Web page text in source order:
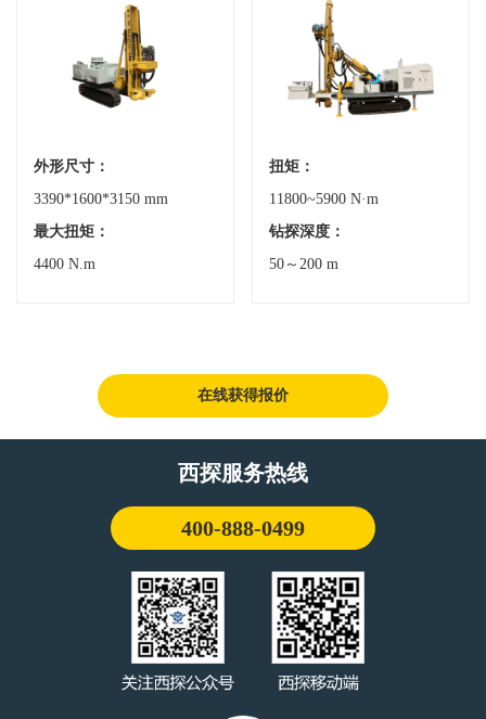
外形尺寸：
3390*1600*3150 mm
最大扭矩：
4400 N.m
扭矩：
11800~5900 N·m
钻探深度：
50～200 m
在线获得报价
西探服务热线
400-888-0499